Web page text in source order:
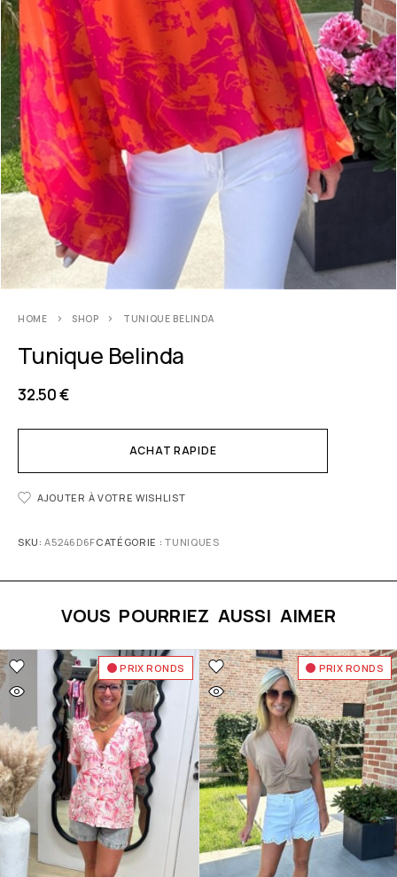
HOME SHOP TUNIQUE BELINDA
Tunique Belinda
32.50€
ACHAT RAPIDE
AJOUTER À VOTRE WISHLIST
SKU:A5246D6FCATÉGORIE :TUNIQUES
VOUS POURRIEZ AUSSI AIMER
PRIX RONDS PRIX RONDS